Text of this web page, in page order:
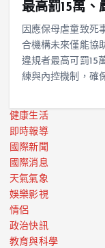
最高罰15萬、
因應保母虐童致死
合機構未來僅能協
違規者最高可罰15
練與內控機制，確
健康生活
即時報導
國際新聞
國際消息
天氣氣象
娛樂影視
情侶
政治快訊
教育與科學